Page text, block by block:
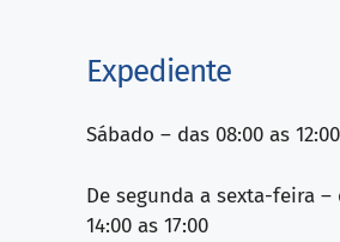
Expediente
Sábado – das 08:00 as
De segunda a sexta-feira –
14:00 as 17:00